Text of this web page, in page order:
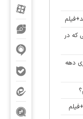
که در
دهه